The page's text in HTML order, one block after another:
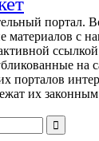
портал.
с
на
порталов
их